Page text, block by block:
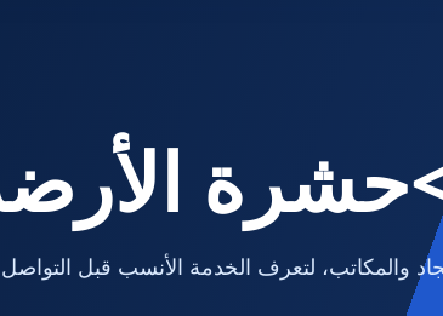
والمكاتب، لتعرف الخدمة الأنسب قبل التواصل